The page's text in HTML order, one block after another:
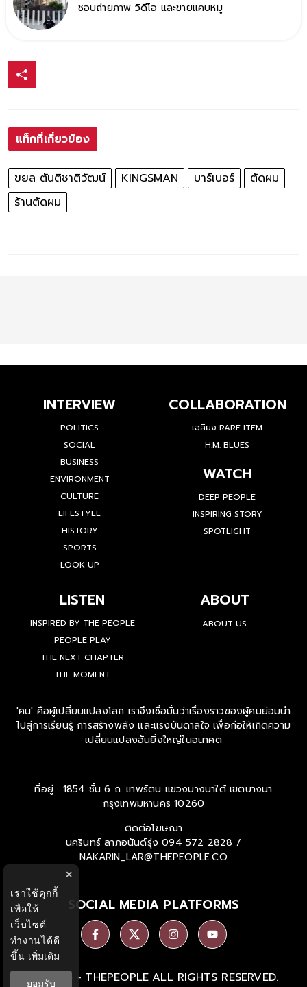
ชอบถ่ายภาพ วิดีโอ และขายแคบหมู
แท็กที่เกี่ยวข้อง
ขยล ตันติชาติวัฒน์ KINGSMAN บาร์เบอร์
ตัดผม
ร้านตัดผม
INTERVIEW
POLITICS
SOCIAL
BUSINESS
ENVIRONMENT
CULTURE
LIFESTYLE
HISTORY
SPORTS
LOOK UP
COLLABORATION
เฉลียง RARE ITEM
H.M. BLUES
WATCH
DEEP PEOPLE
INSPIRING STORY
SPOTLIGHT
LISTEN
INSPIRED BY THE PEOPLE
PEOPLE PLAY
THE NEXT CHAPTER
THE MOMENT
ABOUT
ABOUT US
'คน' คือผู้เปลี่ยนแปลงโลก เราจึงเชื่อมั่นว่าเรื่องราวของผู้คนย่อมนำ
ไปสู่การเรียนรู้ การสร้างพลัง และแรงบันดาลใจ เพื่อก่อให้เกิดความ
เปลี่ยนแปลงอันยิ่งใหญ่ในอนาคต
ที่อยู่ : 1854 ชั้น 6 ถ. เทพรัตน แขวงบางนาใต้ เขตบางนา
กรุงเทพมหานคร 10260
ติดต่อโฆษณา
นครินทร์ ลาภอนันด์รุ่ง 094 572 2828 /
NAKARIN_LAR@THEPEOPLE.CO
SOCIAL MEDIA PLATFORMS
Ⓒ 2026 - THEPEOPLE ALL RIGHTS RESERVED.
×
เราใช้คุกกี้
เพื่อให้
เว็บไซต์
ทำงานได้ดี
ขึ้น เพิ่มเติม
ยอมรับ